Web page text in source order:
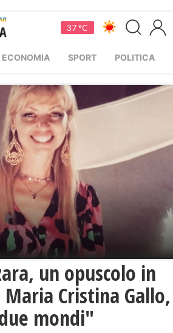
37 °C
ECONOMIA SPORT POLITICA
un opuscolo in
Cristina Gallo,
mondi"